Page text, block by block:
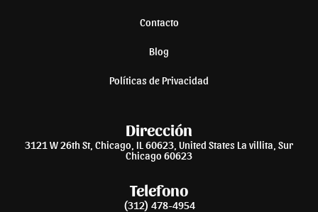
Contacto
Blog
Políticas de Privacidad
Dirección
3121 W 26th St, Chicago, IL 60623, United States La villita, Sur
Chicago 60623
Telefono
(312) 478-4954